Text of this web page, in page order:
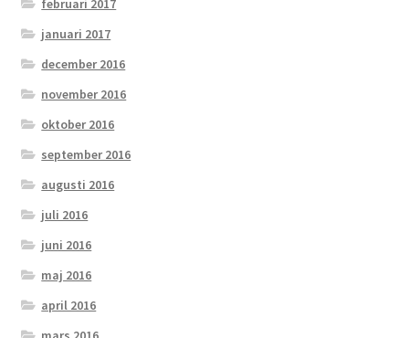
februari 2017
januari 2017
december 2016
november 2016
oktober 2016
september 2016
augusti 2016
juli 2016
juni 2016
maj 2016
april 2016